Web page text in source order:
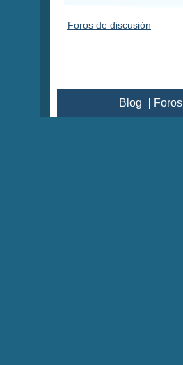
Foros de discusión
Blog Foros